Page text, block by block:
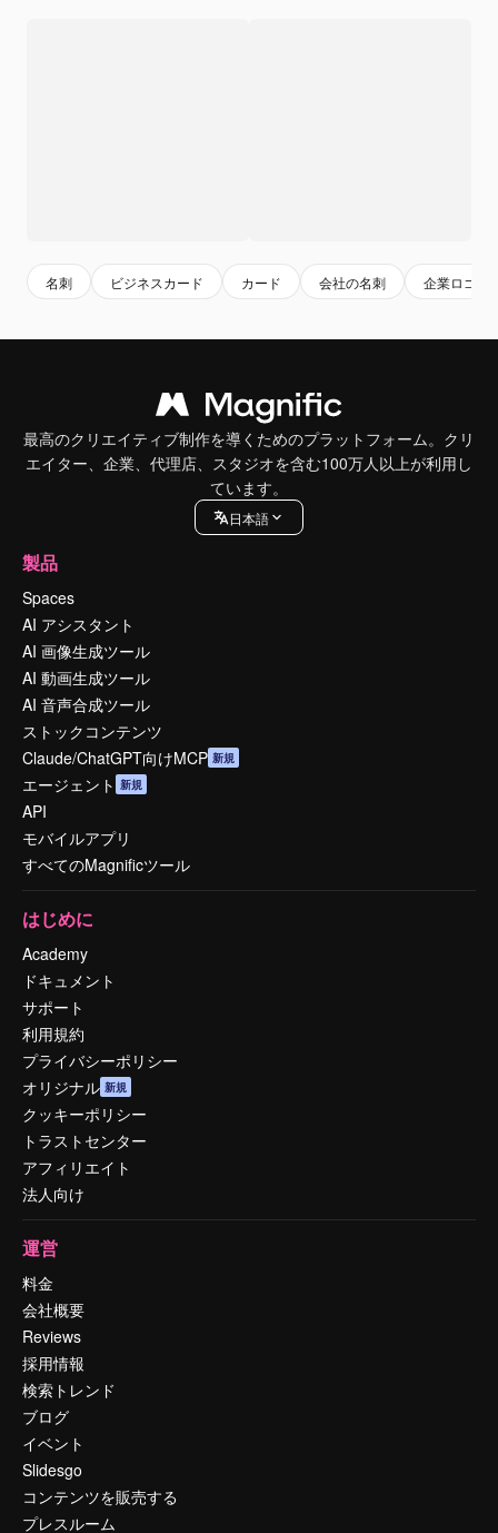
名刺 ビジネスカード カード 会社の名刺 企業ロゴ
最高のクリエイティブ制作を導くためのプラットフォーム。クリ
エイター、企業、代理店、スタジオを含む100万人以上が利用し
ています。
日本語
製品
Spaces
AI アシスタント
AI 画像生成ツール
AI 動画生成ツール
AI 音声合成ツール
ストックコンテンツ
Claude/ChatGPT向けMCP 新規
エージェント 新規
API
モバイルアプリ
すべてのMagnificツール
はじめに
Academy
ドキュメント
サポート
利用規約
プライバシーポリシー
オリジナル 新規
クッキーポリシー
トラストセンター
アフィリエイト
法人向け
運営
料金
会社概要
Reviews
採用情報
検索トレンド
ブログ
イベント
Slidesgo
コンテンツを販売する
プレスルーム